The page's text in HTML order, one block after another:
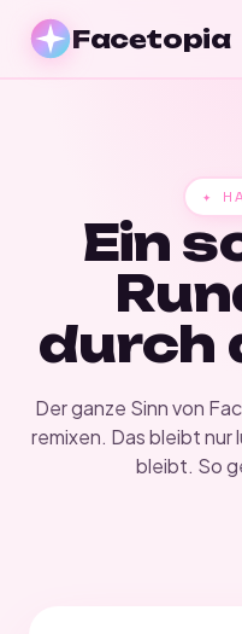
Facetopia
✦
Ein
durch
Der ganze Sinn von
remixen. Das bleibt nur
bleibt. So